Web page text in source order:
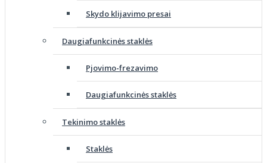
Skydo klijavimo presai
Daugiafunkcinės staklės
Pjovimo-frezavimo
Daugiafunkcinės staklės
Tekinimo staklės
Staklės